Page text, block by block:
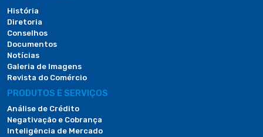
História
Diretoria
Conselhos
Documentos
Notícias
Galeria de Imagens
Revista do Comércio
PRODUTOS E SERVIÇOS
Análise de Crédito
Negativação e Cobrança
Inteligência de Mercado